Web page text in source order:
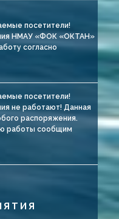
посетители!
НМАУ «ФОК «ОКТАН»
согласно
посетители!
не работают! Данная
распоряжения.
работы сообщим